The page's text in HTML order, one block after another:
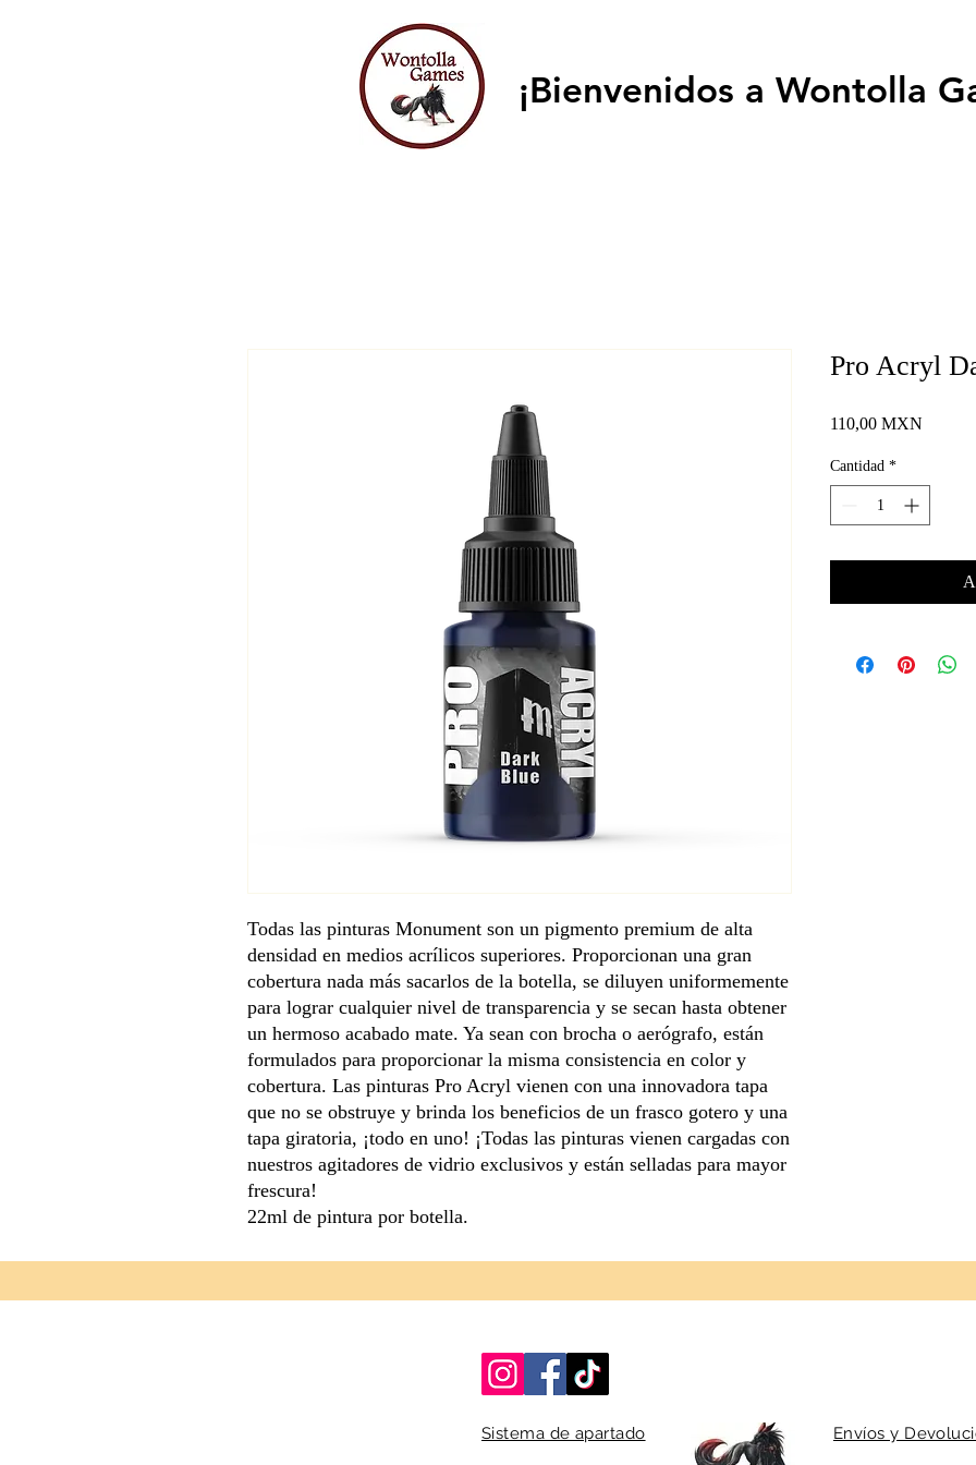
¡Bienvenidos a Wontolla
Todas las pinturas Monument son un pigmento premium de alta
densidad en medios acrílicos superiores. Proporcionan una gran
cobertura nada más sacarlos de la botella, se diluyen uniformemente
para lograr cualquier nivel de transparencia y se secan hasta obtener
un hermoso acabado mate. Ya sean con brocha o aerógrafo, están
formulados para proporcionar la misma consistencia en color y
cobertura. Las pinturas Pro Acryl vienen con una innovadora tapa
que no se obstruye y brinda los beneficios de un frasco gotero y una
tapa giratoria, ¡todo en uno! ¡Todas las pinturas vienen cargadas con
nuestros agitadores de vidrio exclusivos y están selladas para mayor
frescura!
22ml de pintura por botella.
Pro Acryl
110,00 MXN
Cantidad *
Sistema de apartado Envíos y